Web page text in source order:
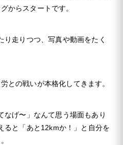
からスタートです。
走りつつ、写真や動画をたく
との戦いが本格化してきます。
なげ〜」なんて思う場面もあり
ると「あと12kmか！」と自分を